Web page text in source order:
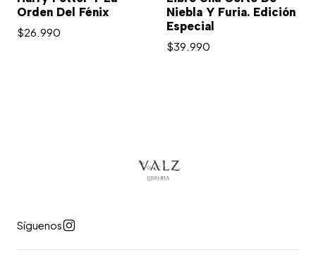
Orden Del Fénix
$26.990
Niebla Y Furia. Edición
Especial
$39.990
Síguenos